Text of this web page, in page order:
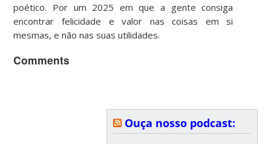
poético. Por um 2025 em que a gente consiga
encontrar felicidade e valor nas coisas em si
mesmas, e não nas suas utilidades.
Comments
Ouça nosso podcast: